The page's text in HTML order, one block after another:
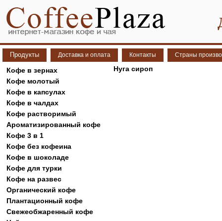
Продукты Доставка и оплата Контакты Страны
Кофе в зернах
Кофе молотый
Кофе в капсулах
Кофе в чалдах
Кофе растворимый
Ароматизированный кофе
Кофе 3 в 1
Кофе без кофеина
Кофе в шоколаде
Кофе для турки
Кофе на развес
Органический кофе
Плантационный кофе
Свежеобжаренный кофе
Нуга сироп